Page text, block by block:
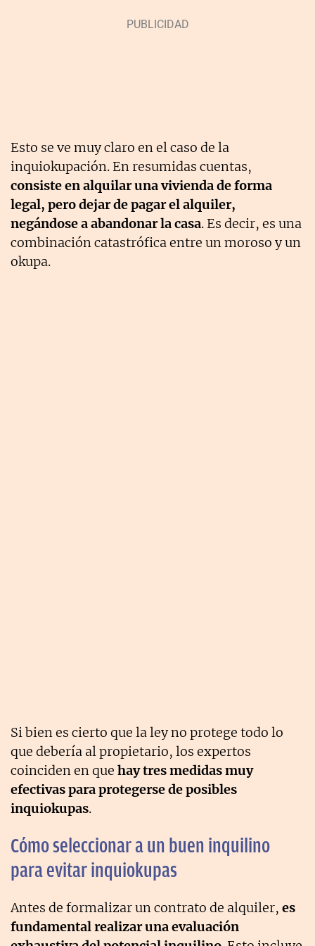
Esto se ve muy claro en el caso de la
inquiokupación. En resumidas cuentas,
consiste en alquilar una vivienda de forma
legal, pero dejar de pagar el alquiler,
negándose a abandonar la casa. Es decir, es una
combinación catastrófica entre un moroso y un
okupa.
Si bien es cierto que la ley no protege todo lo
que debería al propietario, los expertos
coinciden en que hay tres medidas muy
efectivas para protegerse de posibles
inquiokupas.
Cómo seleccionar a un buen inquilino
para evitar inquiokupas
Antes de formalizar un contrato de alquiler, es
fundamental realizar una evaluación